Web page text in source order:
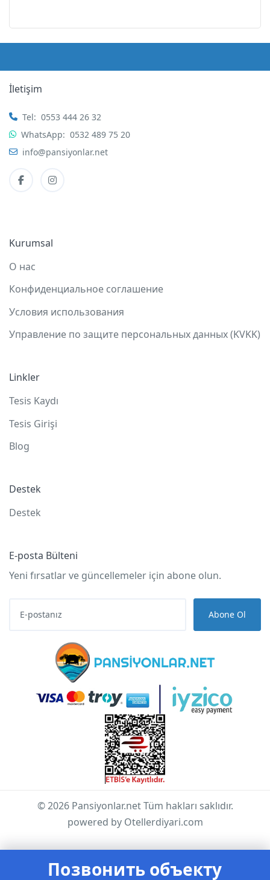
İletişim
Tel: 0553 444 26 32
WhatsApp: 0532 489 75 20
info@pansiyonlar.net
Kurumsal
О нас
Конфиденциальное соглашение
Условия использования
Управление по защите персональных данных (KVKK)
Linkler
Tesis Kaydı
Tesis Girişi
Blog
Destek
Destek
E-posta Bülteni
Yeni fırsatlar ve güncellemeler için abone olun.
Abone Ol
© 2026 Pansiyonlar.net Tüm hakları saklıdır.
powered by Otellerdiyari.com
Позвонить объекту